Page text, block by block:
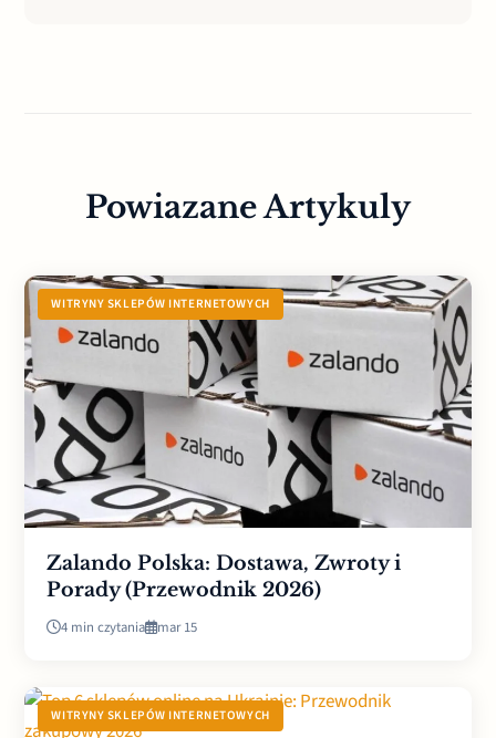
Powiazane Artykuly
WITRYNY SKLEPÓW INTERNETOWYCH
Zalando Polska: Dostawa, Zwroty i
Porady (Przewodnik 2026)
4 min czytania mar 15
WITRYNY SKLEPÓW INTERNETOWYCH